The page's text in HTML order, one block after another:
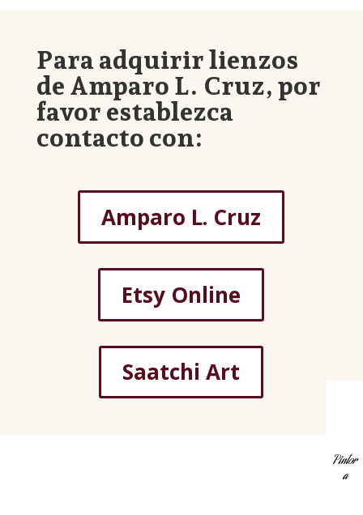
Para adquirir lienzos
de Amparo L. Cruz, por
favor establezca
contacto con:
Amparo L. Cruz
Etsy Online
Saatchi Art
Pintor
a